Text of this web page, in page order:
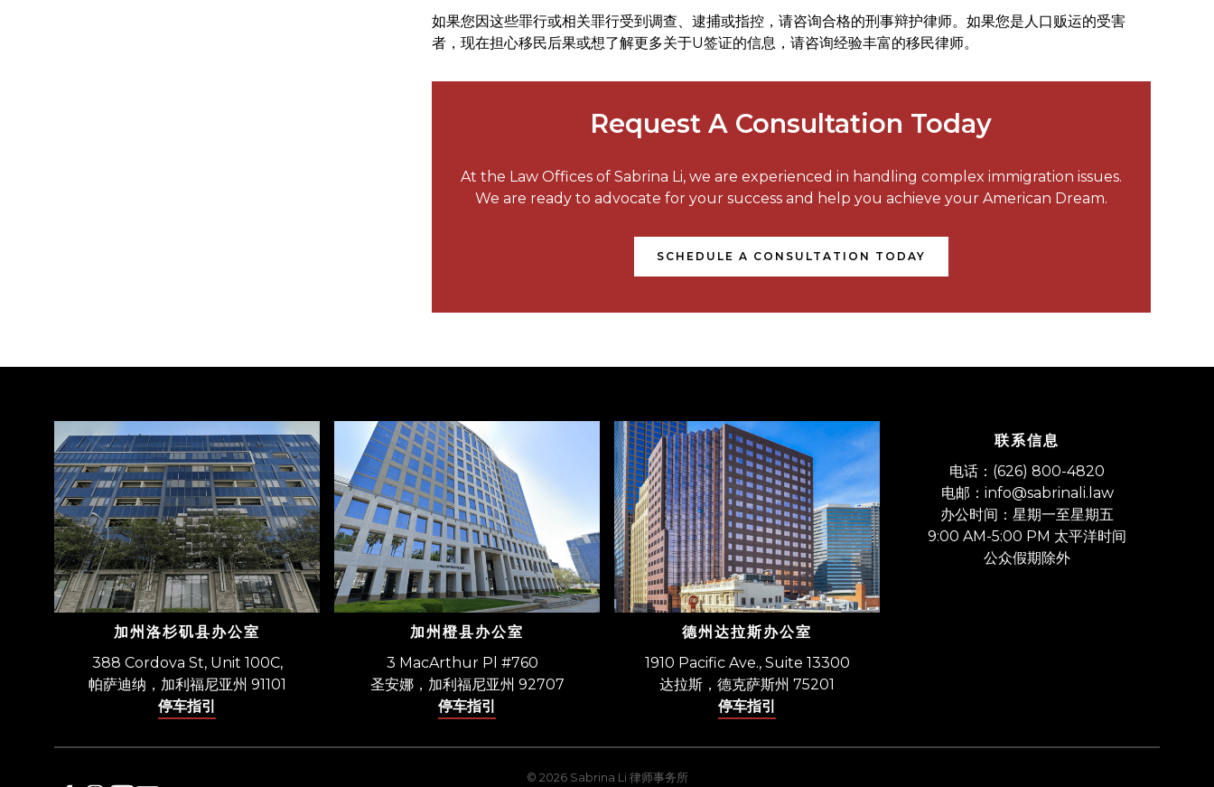
如果您因这些罪行或相关罪行受到调查、逮捕或指控，请咨询合格的刑事辩护律师。如果您是人口贩运的受害
者，现在担心移民后果或想了解更多关于U签证的信息，请咨询经验丰富的移民律师。
Request A Consultation Today
At the Law Offices of Sabrina Li, we are experienced in handling complex immigration issues.
We are ready to advocate for your success and help you achieve your American Dream.
SCHEDULE A CONSULTATION TODAY
加州洛杉矶县办公室
388 Cordova St, Unit 100C,
帕萨迪纳，加利福尼亚州 91101
停车指引
加州橙县办公室
3 MacArthur Pl #760
圣安娜，加利福尼亚州 92707
停车指引
德州达拉斯办公室
1910 Pacific Ave., Suite 13300
达拉斯，德克萨斯州 75201
停车指引
联系信息
​电话：(626) 800-4820
电邮：info@sabrinali.law
办公时间：星期一至星期五
9:00 AM-5:00 PM 太平洋时间
​公众假期除外
© 2026 Sabrina Li 律师事务所